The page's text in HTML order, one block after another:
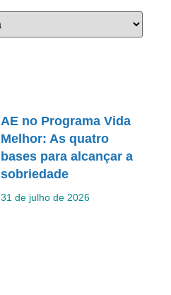
AE no Programa Vida
Melhor: As quatro
bases para alcançar a
sobriedade
31 de julho de 2026